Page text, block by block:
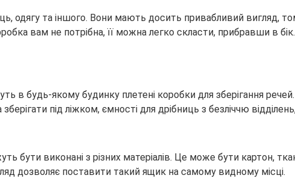
одягу та іншого. Вони мають досить привабливий вигляд,
вам не потрібна, її можна легко скласти, прибравши в бік.
в будь-якому будинку плетені коробки для зберігання
під ліжком, ємності для дрібниць з безліччю
бути виконані з різних матеріалів. Це може бути картон,
дозволяє поставити такий ящик на самому видному місці.